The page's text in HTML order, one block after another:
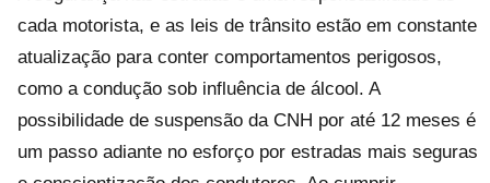
cada motorista, e as leis de trânsito estão em constante
atualização para conter comportamentos perigosos,
como a condução sob influência de álcool. A
possibilidade de suspensão da CNH por até 12 meses é
um passo adiante no esforço por estradas mais seguras